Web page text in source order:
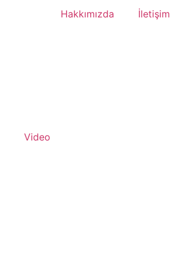
Hakkımızda İletişim
Video